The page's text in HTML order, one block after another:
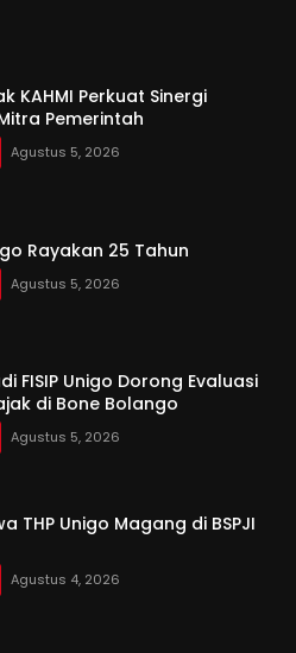
KAHMI Perkuat Sinergi
Pemerintah
Agustus 5, 2026
Rayakan 25 Tahun
Agustus 5, 2026
FISIP Unigo Dorong Evaluasi
di Bone Bolango
Agustus 5, 2026
THP Unigo Magang di BSPJI
Agustus 4, 2026